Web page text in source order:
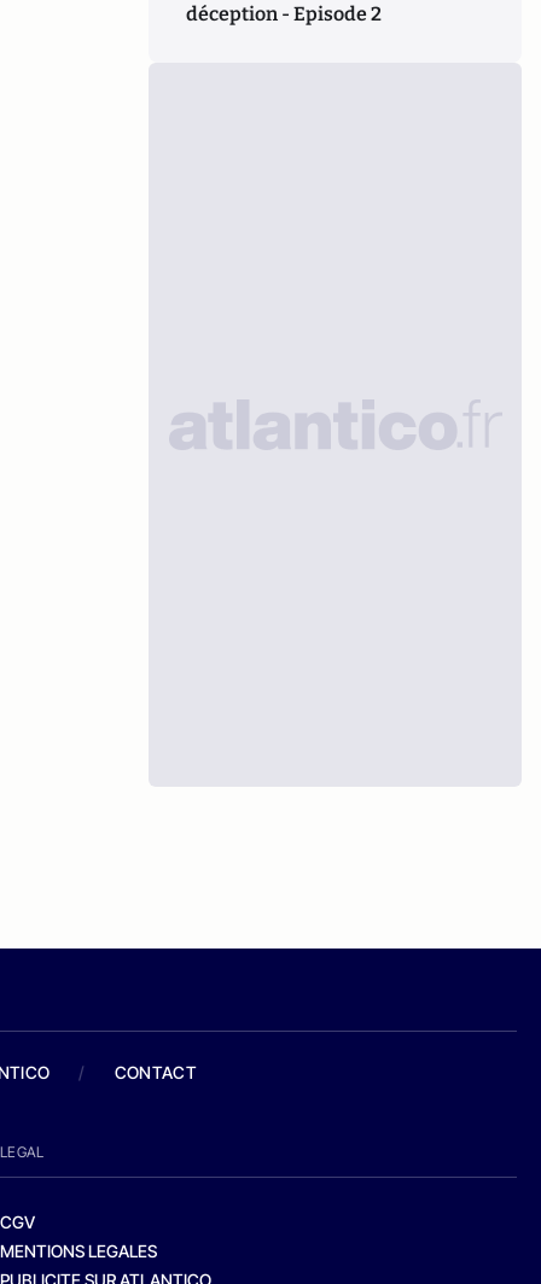
déception - Episode 2
/ CONTACT
LEGAL
CGV
MENTIONS LEGALES
PUBLICITE SUR ATLANTICO